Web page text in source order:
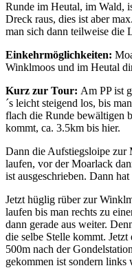
Runde im Heutal, im Wald,
Dreck raus, dies ist aber
man sich dann teilweise die
Einkehrmöglichkeiten:
Winklmoos und im Heutal
Kurz zur Tour: Am PP ist
´s leicht steigend los, bis
flach die Runde bewältigen
kommt, ca. 3.5km bis hier.
Dann die Aufstiegsloipe zur
laufen, vor der Moarlack
ist ausgeschrieben. Dann
Jetzt hüglig rüber zur
laufen bis man rechts zu
dann gerade aus weiter.
die selbe Stelle kommt.
500m nach der
gekommen ist sondern links